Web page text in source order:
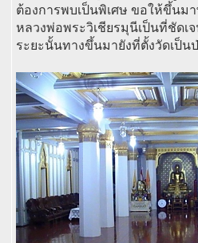
ต้องการพบเป็นพิเศษ ขอให้ขึ้นม
หลวงพ่อพระวิเชียรมุนีเป็นที่ชัดเ
ระยะนั้นทางขึ้นมายังที่ตั้งวัดเป็